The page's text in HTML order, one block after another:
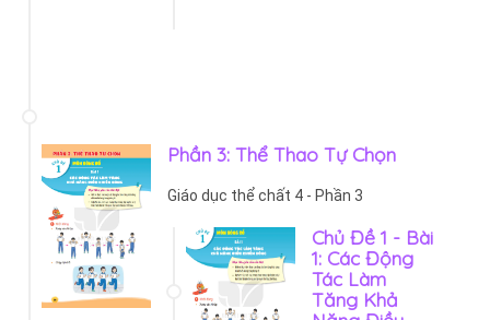
Phần 3: Thể Thao Tự Chọn
Giáo dục thể chất 4 - Phần 3
Chủ Đề 1 - Bài
1: Các Động
Tác Làm
Tăng Khả